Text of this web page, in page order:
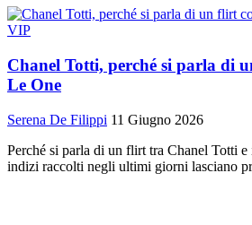
VIP
Chanel Totti, perché si parla di
Le One
Serena De Filippi 11 Giugno 2026
Perché si parla di un flirt tra Chanel Totti
indizi raccolti negli ultimi giorni lasciano